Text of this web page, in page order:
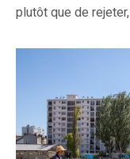
plutôt que de